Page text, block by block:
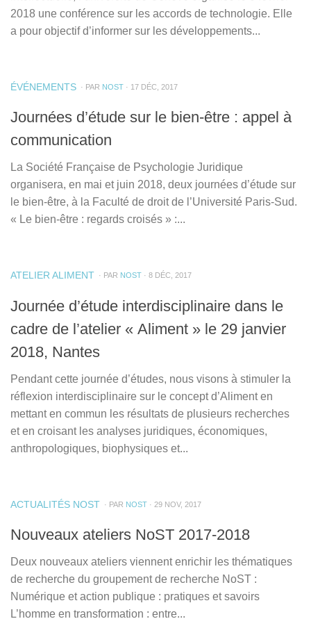
2018 une conférence sur les accords de technologie. Elle
a pour objectif d’informer sur les développements...
ÉVÉNEMENTS · PAR NOST · 17 DÉC, 2017
Journées d’étude sur le bien-être : appel à
communication
La Société Française de Psychologie Juridique
organisera, en mai et juin 2018, deux journées d’étude sur
le bien-être, à la Faculté de droit de l’Université Paris-Sud.
« Le bien-être : regards croisés » :...
ATELIER ALIMENT · PAR NOST · 8 DÉC, 2017
Journée d’étude interdisciplinaire dans le
cadre de l’atelier « Aliment » le 29 janvier
2018, Nantes
Pendant cette journée d’études, nous visons à stimuler la
réflexion interdisciplinaire sur le concept d’Aliment en
mettant en commun les résultats de plusieurs recherches
et en croisant les analyses juridiques, économiques,
anthropologiques, biophysiques et...
ACTUALITÉS NOST · PAR NOST · 29 NOV, 2017
Nouveaux ateliers NoST 2017-2018
Deux nouveaux ateliers viennent enrichir les thématiques
de recherche du groupement de recherche NoST :
Numérique et action publique : pratiques et savoirs
L’homme en transformation : entre...